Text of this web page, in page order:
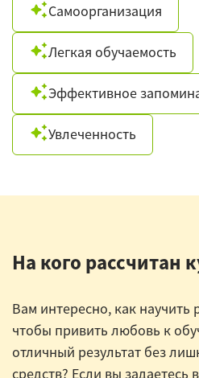
Самоорганизация
Легкая обучаемость
Эффективное
Увлеченность
На кого рассчитан
Вам интересно, как научить
чтобы привить любовь к
отличный результат без
средств? Если вы